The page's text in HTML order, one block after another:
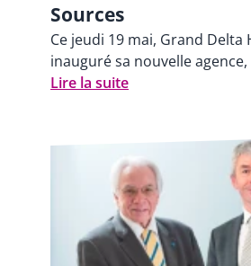
Sources
Ce jeudi 19 mai, Grand Delta
inauguré sa nouvelle agence,
Lire la suite